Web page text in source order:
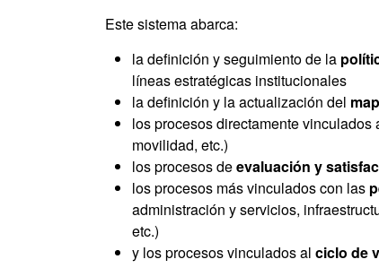
Este sistema abarca:
la definición y seguimiento de la
líneas estratégicas institucionales
la definición y la actualización del
los procesos directamente
movilidad, etc.)
los procesos deevaluación y
los procesos más vinculados con las
administración y servicios,
etc.)
y los procesos vinculados al ciclo de